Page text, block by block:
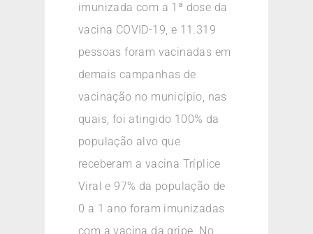
imunizada com a 1ª dose da
vacina COVID-19, e 11.319
pessoas foram vacinadas em
demais campanhas de
vacinação no município, nas
quais, foi atingido 100% da
população alvo que
receberam a vacina Tríplice
Viral e 97% da população de
0 a 1 ano foram imunizadas
com a vacina da gripe. No